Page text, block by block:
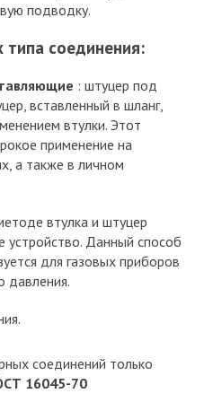
подводку.
типа соединения:
: штуцер под
вставленный в шланг,
втулки. Этот
применение на
а также в личном
втулка и штуцер
устройство. Данный способ
для газовых приборов
давления.
соединений только
16045-70